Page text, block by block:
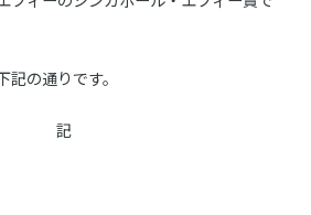
の通りです。
記